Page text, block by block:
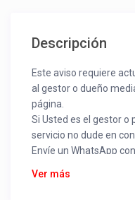
Descripción
Este aviso requiere
al gestor o dueño
página.
Si Usted es el gestor
servicio no dude en
Envíe un WhatsApp
Nombre
Ver más